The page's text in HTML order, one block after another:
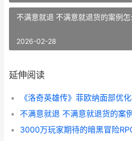
不满意就退 不满意就退货的案例怎
2026-02-28
延伸阅读
不满意就退 不满意就退货的案